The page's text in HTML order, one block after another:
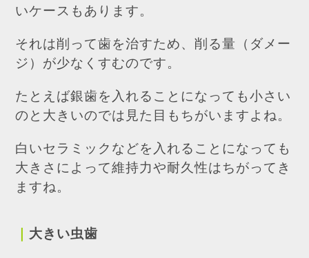
いケースもあります。
それは削って歯を治すため、削る量（ダメー
ジ）が少なくすむのです。
たとえば銀歯を入れることになっても小さい
のと大きいのでは見た目もちがいますよね。
白いセラミックなどを入れることになっても
大きさによって維持力や耐久性はちがってき
ますね。
大きい虫歯